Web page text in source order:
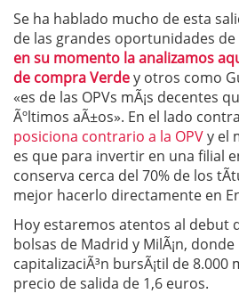
Se ha hablado mucho de esta
de las grandes oportunidades de
en su momento la analizamos
de compra Verdey otros como
«es de las OPVs mÃ¡s decentes
Ãºltimos aÃ±os». En el lado
posiciona contrario a la OPVy el
es que para invertir en una filial
conserva cerca del 70% de los
mejor hacerlo directamente en
Hoy estaremos atentos al debut
bolsas de Madrid y MilÃ¡n,
capitalizaciÃ³n bursÃ¡til de
precio de salida de 1,6 euros.